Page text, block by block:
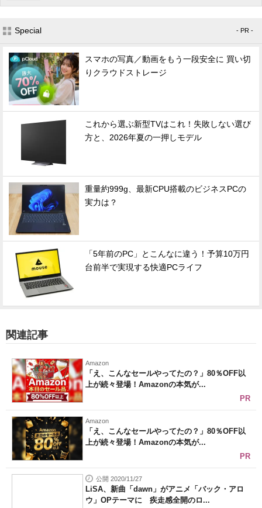
Special - PR -
スマホの写真／動画をもう一段安全に 買い切
りクラウドストレージ
これから選ぶ新型TVはこれ！失敗しない選び
方と、2026年夏の一押しモデル
重量約999g、最新CPU搭載のビジネスPCの
実力は？
「5年前のPC」とこんなに違う！予算10万円
台前半で実現する快適PCライフ
関連記事
Amazon
「え、こんなセールやってたの？」80％OFF以
上が続々登場！Amazonの本気が...
PR
Amazon
「え、こんなセールやってたの？」80％OFF以
上が続々登場！Amazonの本気が...
PR
公開 2020/11/27
LiSA、新曲「dawn」がアニメ「バック・アロ
ウ」OPテーマに 疾走感全開のロ...